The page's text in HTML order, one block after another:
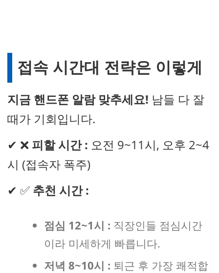
접속 시간대 전략은 이렇게
지금 핸드폰 알람 맞추세요! 남들 다 잘
때가 기회입니다.
✔ ❌ 피할 시간 : 오전 9~11시, 오후 2~4
시 (접속자 폭주)
✔ ✅ 추천 시간 :
점심 12~1시 : 직장인들 점심시간
이라 미세하게 빠릅니다.
저녁 8~10시 : 퇴근 후 가장 쾌적합